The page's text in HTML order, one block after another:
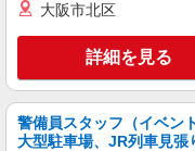
東京都
キープ
派遣社員
大阪市北区
詳細を見る
警備員スタッフ（イベン
大型駐車場、JR列車見張